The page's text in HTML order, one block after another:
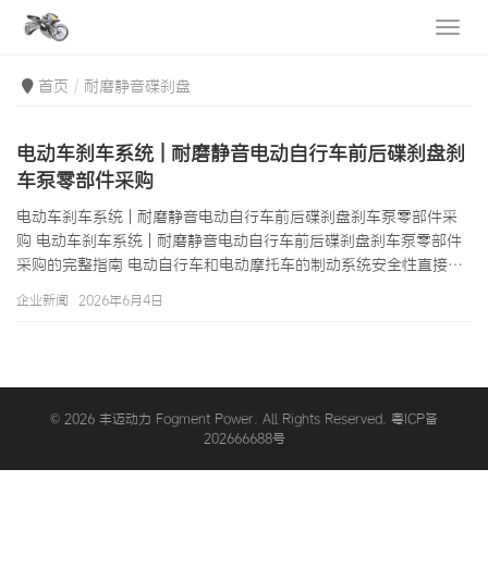
首页 耐磨静音碟刹盘
电动车刹车系统 | 耐磨静音电动自行车前后碟刹盘刹
车泵零部件采购
电动车刹车系统 | 耐磨静音电动自行车前后碟刹盘刹车泵零部件采
购 电动车刹车系统 | 耐磨静音电动自行车前后碟刹盘刹车泵零部件
采购的完整指南 电动自行车和电动摩托车的制动系统安全性直接关
最本质特征。在东南亚城市街道的复杂交通环境中——穿梭于汽车
统的性能问题往往在事故发生前难以被察觉，这使得许多骑手低估
了其重要性，也为从事电动…
企业新闻 2026年6月4日
© 2026 丰迈动力 Fogment Power. All Rights Reserved. 粤ICP备
202666688号